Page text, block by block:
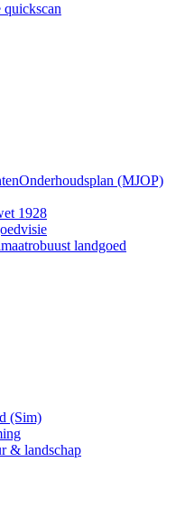
quickscan
Onderhoudsplan (MJOP)
1928
landgoed
(Sim)
& landschap